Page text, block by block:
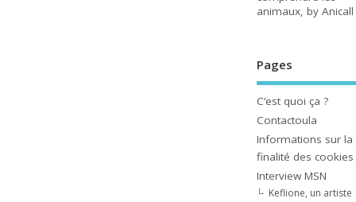
animaux, by Anicall
Pages
C’est quoi ça ?
Contactoula
Informations sur la
finalité des cookies
Interview MSN
Keflione, un artiste